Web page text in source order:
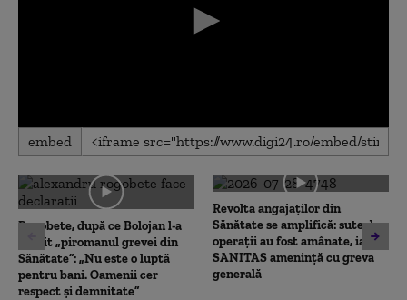
0
seconds
0
seconds
embed
Rogobete, după ce Bolojan l-a
numit „piromanul grevei din
Sănătate”: „Nu este o luptă
pentru bani. Oamenii cer
respect și demnitate”
Revolta angajaților din
Sănătate se amplifică: sute de
operații au fost amânate, iar
SANITAS amenință cu greva
generală